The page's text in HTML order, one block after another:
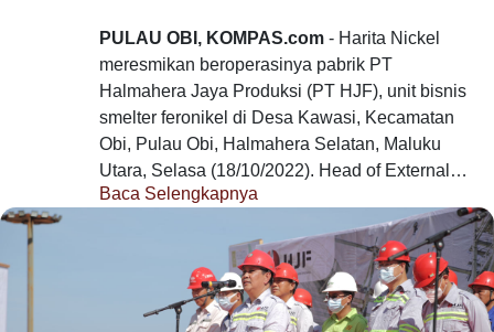
PULAU OBI, KOMPAS.com - Harita Nickel
meresmikan beroperasinya pabrik PT
Halmahera Jaya Produksi (PT HJF), unit bisnis
smelter feronikel di Desa Kawasi, Kecamatan
Obi, Pulau Obi, Halmahera Selatan, Maluku
Utara, Selasa (18/10/2022). Head of External
Relations Harita Nickel, Stevi Thomas
mengatakan PT HJF ditargetkan untuk
memproduksi 780.000 ton feronikel per tahun.
Smelter feronikel PT HJF ditargetkan mencapai
kapasitas produksi penuh pada 2023.
Stevi menambahkan, setahun yang lalu, Harita
Nickel meresmikan beroperasinyaPT
Halmahera Persada Lygend (PT HPL)yang
memproduksi Mixed Hydroxide Precipitate
(MHP), bahan baku utama baterai kendaraan
Baca Selengkapnya